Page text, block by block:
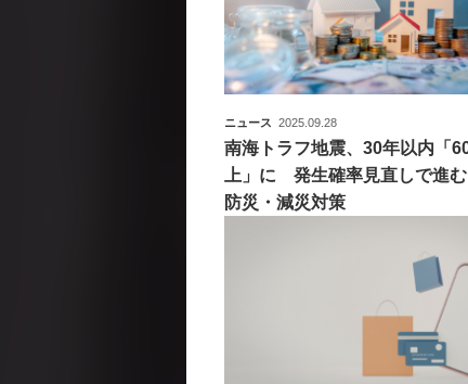
ニュース 2025.09.28
南海トラフ地震、30年以内「
上」に 発生確率見直しで進
防災・減災対策